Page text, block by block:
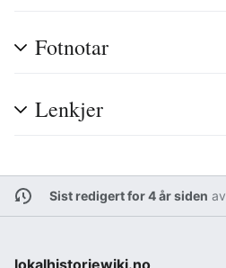
Fotnotar
Lenkjer
Sist redigert for 4 år siden av
lokalhistoriewiki.no